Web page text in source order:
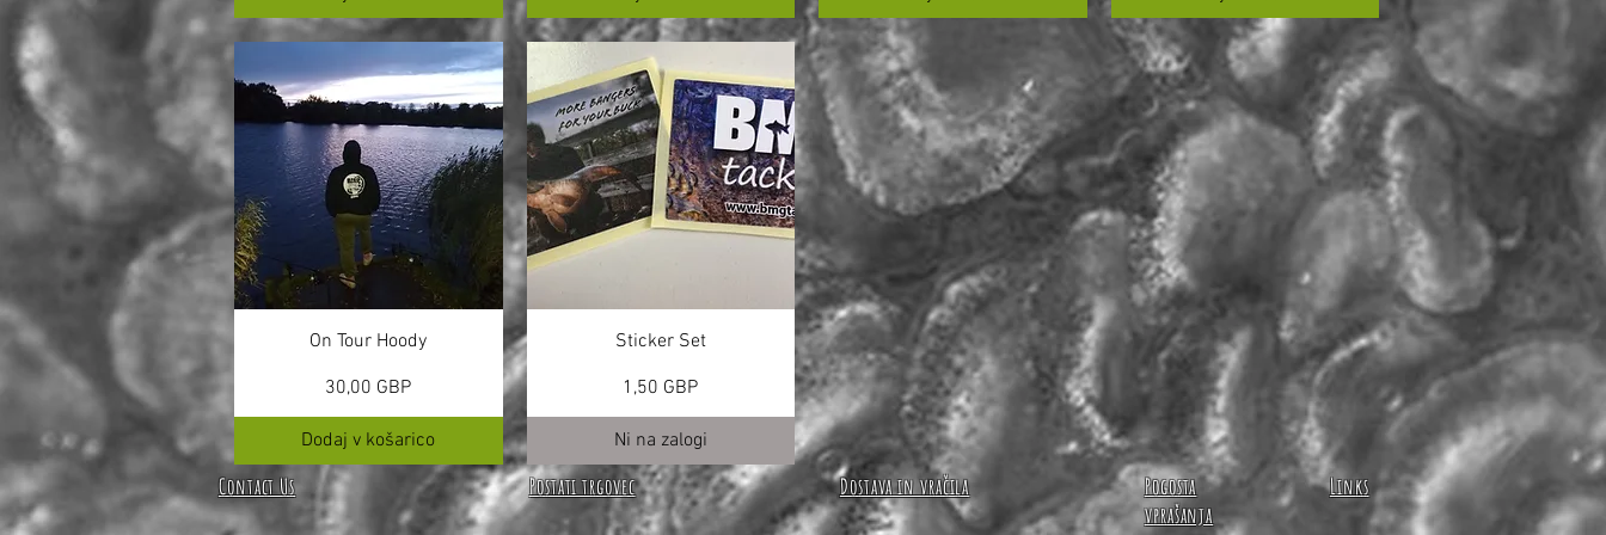
On Tour Hoody
Cena
30,00 GBP
Dodaj v košarico
Sticker Set
Cena
1,50 GBP
Ni na zalogi
Contact Us Postati trgovec Dostava in vračila
Pogosta
vprašanja
Links